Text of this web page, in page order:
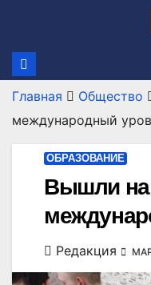
содержимому
Главная Общество
международный
ОБРАЗОВАНИЕ
Вышли на
Редакция